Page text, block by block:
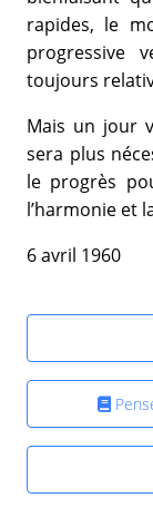
rapides, le
progressive
toujours
Mais un jour
sera plus
le progrès
l’harmonie et
6 avril 1960